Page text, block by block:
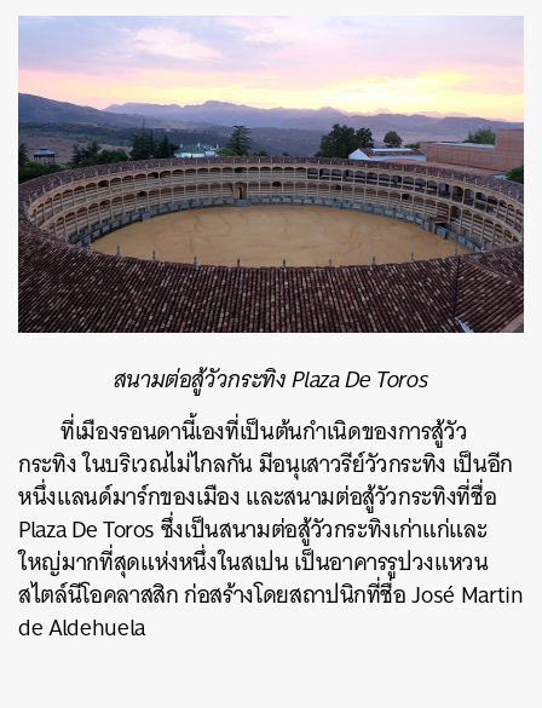
สนามต่อสู้วัวกระทิงPlaza De Toros
ที่เมืองรอนดานี้เองที่เป็นต้นกำเนิดของการสู้วัว
กระทิง ในบริเวณไม่ไกลกันมีอนุเสาวรีย์วัวกระทิง เป็นอีก
หนึ่งแลนด์มาร์กของเมือง และสนามต่อสู้วัวกระทิงที่ชื่อ
Plaza De Toros ซึ่งเป็นสนามต่อสู้วัวกระทิงเก่าแก่และ
ใหญ่มากที่สุดแห่งหนึ่งในสเปน เป็นอาคารรูปวงแหวน
สไตล์นีโอคลาสสิก ก่อสร้างโดยสถาปนิกที่ชื่อJosé Martin
de Aldehuela